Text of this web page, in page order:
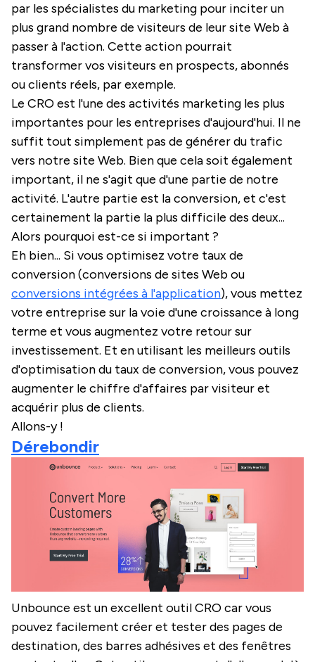
par les spécialistes du marketing pour inciter un
plus grand nombre de visiteurs de leur site Web à
passer à l'action. Cette action pourrait
transformer vos visiteurs en prospects, abonnés
ou clients réels, par exemple.
Le CRO est l'une des activités marketing les plus
importantes pour les entreprises d'aujourd'hui. Il ne
suffit tout simplement pas de générer du trafic
vers notre site Web. Bien que cela soit également
important, il ne s'agit que d'une partie de notre
activité. L'autre partie est la conversion, et c'est
certainement la partie la plus difficile des deux...
Alors pourquoi est-ce si important ?
Eh bien... Si vous optimisez votre taux de
conversion (conversions de sites Web ou
conversions intégrées à l'application), vous mettez
votre entreprise sur la voie d'une croissance à long
terme et vous augmentez votre retour sur
investissement. Et en utilisant les meilleurs outils
d'optimisation du taux de conversion, vous pouvez
augmenter le chiffre d'affaires par visiteur et
acquérir plus de clients.
Allons-y !
Dérebondir
Unbounce est un excellent outil CRO car vous
pouvez facilement créer et tester des pages de
destination, des barres adhésives et des fenêtres